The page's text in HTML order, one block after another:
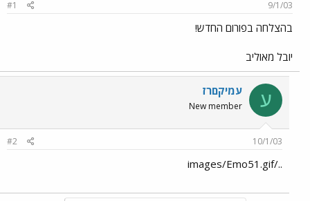
ש
א
ר
9/1/03
#1
בהצלחה בפורום החדש!
יובל מאוליב
ע עמיקםרז
New member
10/1/03
#2
../images/Emo51.gif